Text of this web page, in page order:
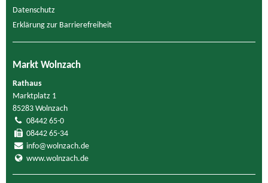
Datenschutz
Erklärung zur Barrierefreiheit
Markt Wolnzach
Rathaus
Marktplatz 1
85283 Wolnzach
08442 65-0
08442 65-34
info@wolnzach.de
www.wolnzach.de